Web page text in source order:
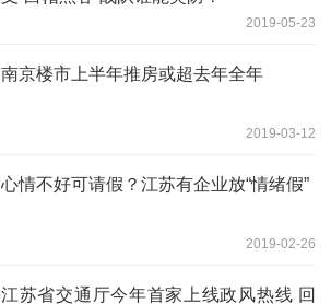
2019-05-23
南京楼市上半年推房或超去年全年
2019-03-12
心情不好可请假？江苏有企业放“情绪假”
2019-02-26
江苏省交通厅今年首家上线政风热线 回